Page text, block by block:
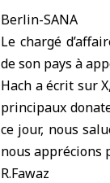
Berlin-SANA
Le chargé
de son pays à
Hach a écrit sur
principaux
ce jour, nous
nous apprécions
R.Fawaz